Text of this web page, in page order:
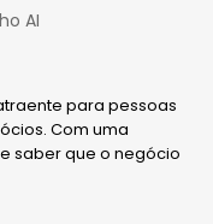
AI
para pessoas
Com uma
saber que o negócio